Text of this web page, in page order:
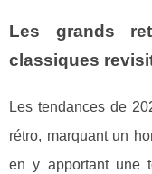
Les grands
classiques
Les tendances de
rétro, marquant un
en y apportant une